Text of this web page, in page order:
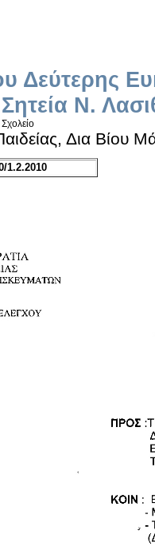
Δεύτερης
Ν.
Σχολείο
Δια Βίου
1.2.2010